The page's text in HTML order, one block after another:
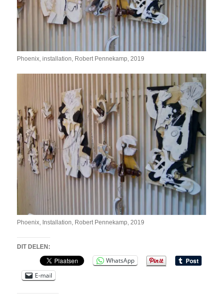
Phoenix, installation, Robert Pennekamp, 2019
Phoenix, Installation, Robert Pennekamp, 2019
DIT DELEN:
WhatsApp
E-mail